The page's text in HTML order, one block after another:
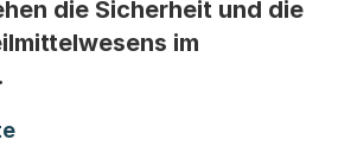
die Sicherheit und die
im